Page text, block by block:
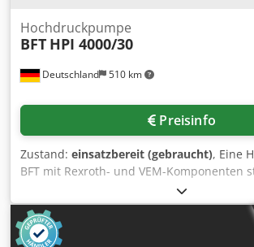
Deutschland 510 km
Hochdruckpumpe
BFT HPI 4000/30
Preisinfo
Zustand: einsatzbereit (gebraucht), Eine
BFT mit Rexroth- und VEM-Komponenten
Verfügung. Druck: 4000bar, Motorleistung:
Besichtigung vor Ort ist möglich. Dsdpfx